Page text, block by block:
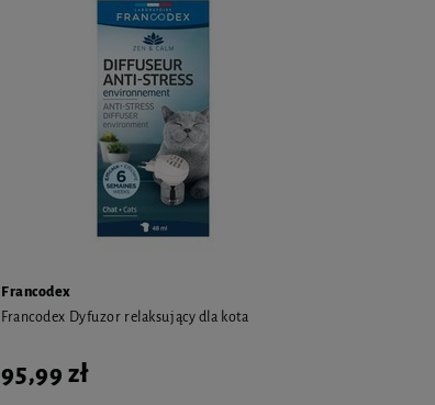
Francodex
Francodex Dyfuzor relaksujący dla kota
95,99 zł